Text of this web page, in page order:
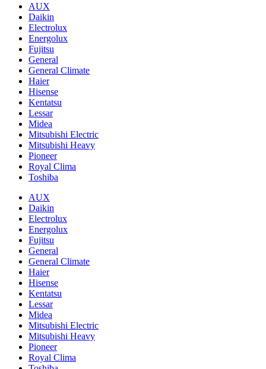
AUX
Daikin
Electrolux
Energolux
Fujitsu
General
General Climate
Haier
Hisense
Kentatsu
Lessar
Midea
Mitsubishi Electric
Mitsubishi Heavy
Pioneer
Royal Clima
Toshiba
AUX
Daikin
Electrolux
Energolux
Fujitsu
General
General Climate
Haier
Hisense
Kentatsu
Lessar
Midea
Mitsubishi Electric
Mitsubishi Heavy
Pioneer
Royal Clima